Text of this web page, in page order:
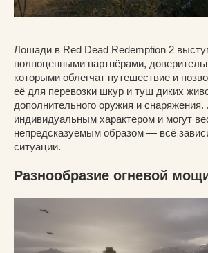
Лошади в Red Dead Redemption 2
полноценными партнёрами,
которыми облегчат путешествие и
её для перевозки шкур и туш диких
дополнительного оружия и
индивидуальным характером и могут
непредсказуемым образом — всё
ситуации.
Разнообразие огневой